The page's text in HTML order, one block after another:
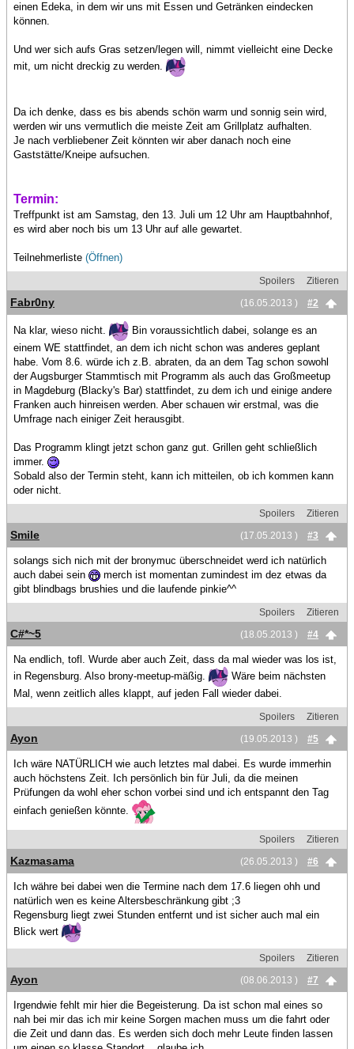
einen Edeka, in dem wir uns mit Essen und Getränken eindecken
können.
Und wer sich aufs Gras setzen/legen will, nimmt vielleicht eine Decke
mit, um nicht dreckig zu werden.
Da ich denke, dass es bis abends schön warm und sonnig sein wird,
werden wir uns vermutlich die meiste Zeit am Grillplatz aufhalten.
Je nach verbliebener Zeit könnten wir aber danach noch eine
Gaststätte/Kneipe aufsuchen.
Termin:
Treffpunkt ist am Samstag, den 13. Juli um 12 Uhr am Hauptbahnhof,
es wird aber noch bis um 13 Uhr auf alle gewartet.
Teilnehmerliste (Öffnen)
Spoilers
Zitieren
(16.05.2013 )
#2
Fabr0ny
Na klar, wieso nicht.
Bin voraussichtlich dabei, solange es an
einem WE stattfindet, an dem ich nicht schon was anderes geplant
habe. Vom 8.6. würde ich z.B. abraten, da an dem Tag schon sowohl
der Augsburger Stammtisch mit Programm als auch das Großmeetup
in Magdeburg (Blacky's Bar) stattfindet, zu dem ich und einige andere
Franken auch hinreisen werden. Aber schauen wir erstmal, was die
Umfrage nach einiger Zeit herausgibt.
Das Programm klingt jetzt schon ganz gut. Grillen geht schließlich
immer.
Sobald also der Termin steht, kann ich mitteilen, ob ich kommen kann
oder nicht.
Spoilers
Zitieren
(17.05.2013 )
#3
Smile
solangs sich nich mit der bronymuc überschneidet werd ich natürlich
auch dabei sein
merch ist momentan zumindest im dez etwas da
gibt blindbags brushies und die laufende pinkie^^
Spoilers
Zitieren
(18.05.2013 )
#4
C#*~5
Na endlich, tofl. Wurde aber auch Zeit, dass da mal wieder was los ist,
in Regensburg. Also brony-meetup-mäßig.
Wäre beim nächsten
Mal, wenn zeitlich alles klappt, auf jeden Fall wieder dabei.
Spoilers
Zitieren
(19.05.2013 )
#5
Ayon
Ich wäre NATÜRLICH wie auch letztes mal dabei. Es wurde immerhin
auch höchstens Zeit. Ich persönlich bin für Juli, da die meinen
Prüfungen da wohl eher schon vorbei sind und ich entspannt den Tag
einfach genießen könnte.
Spoilers
Zitieren
(26.05.2013 )
#6
Kazmasama
Ich währe bei dabei wen die Termine nach dem 17.6 liegen ohh und
natürlich wen es keine Altersbeschränkung gibt ;3
Regensburg liegt zwei Stunden entfernt und ist sicher auch mal ein
Blick wert
Spoilers
Zitieren
(08.06.2013 )
#7
Ayon
Irgendwie fehlt mir hier die Begeisterung. Da ist schon mal eines so
nah bei mir das ich mir keine Sorgen machen muss um die fahrt oder
die Zeit und dann das. Es werden sich doch mehr Leute finden lassen